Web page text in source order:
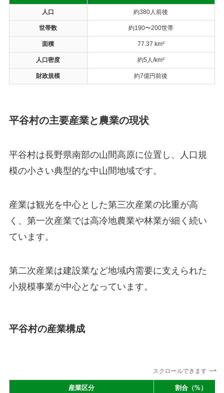
人口 約380人前後
世帯数 約190〜200世帯
面積 77.37 km²
人口密度 約5人/km²
財政規模 約7億円前後
平谷村の主要産業と農業の現状
平谷村は長野県南部の山間高原に位置し、人口規
模の小さい典型的な中山間地域です。
産業は観光を中心とした第三次産業の比重が高
く、第一次産業では高冷地農業や林業が細く続い
ています。
第二次産業は建設業など地域内需要に支えられた
小規模事業が中心となっています。
平谷村の産業構成
スクロールできます
産業区分 割合（%）